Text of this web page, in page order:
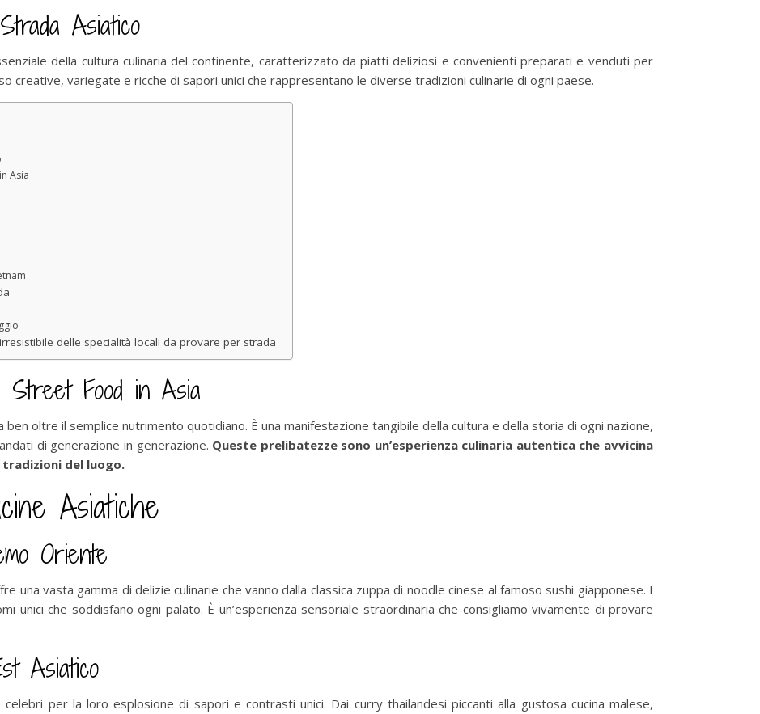
Asiatico
della cultura culinaria del continente, caratterizzato da piatti deliziosi e convenienti preparati e venduti per
creative, variegate e ricche di sapori unici che rappresentano le diverse tradizioni culinarie di ogni paese.
Asia
delle specialità locali da provare per strada
Street Food in Asia
ben oltre il semplice nutrimento quotidiano. È una manifestazione tangibile della cultura e della storia di ogni nazione,
di generazione in generazione. Queste prelibatezze sono un’esperienza culinaria autentica che avvicina
del luogo.
Asiatiche
Oriente
una vasta gamma di delizie culinarie che vanno dalla classica zuppa di noodle cinese al famoso sushi giapponese. I
unici che soddisfano ogni palato. È un’esperienza sensoriale straordinaria che consigliamo vivamente di provare
Asiatico
per la loro esplosione di sapori e contrasti unici. Dai curry thailandesi piccanti alla gustosa cucina malese,